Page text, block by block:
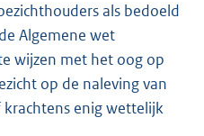
als bedoeld
Algemene wet
wijzen met het oog op
op de naleving van
enig wettelijk